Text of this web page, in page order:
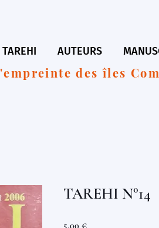
TAREHI AUTEURS
des îles
TAREHI N°14
Prix